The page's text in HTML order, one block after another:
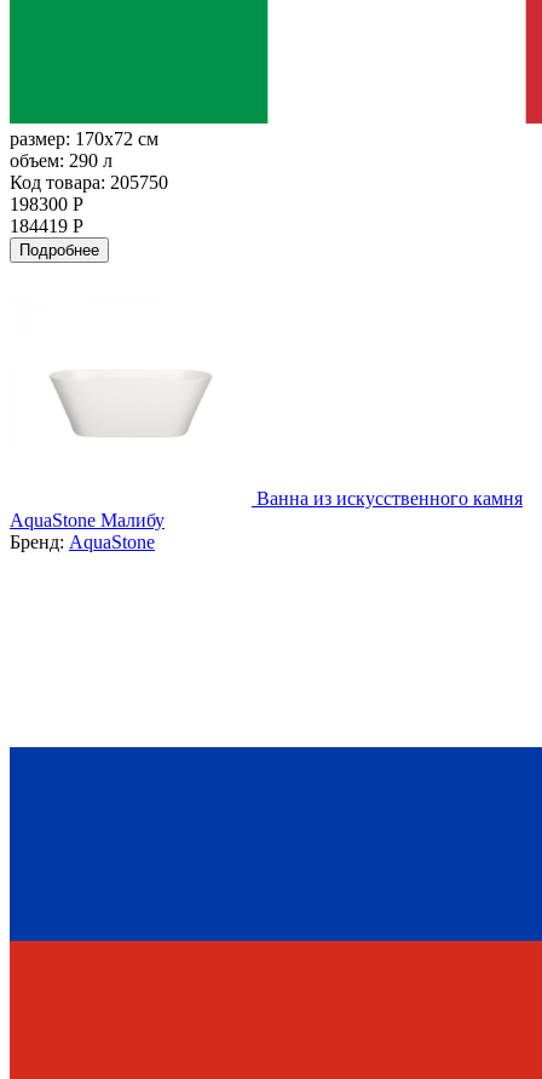
размер: 170x72 см
объем: 290 л
Код товара: 205750
198300 Р
184419 Р
Подробнее
Ванна из искусственного камня
AquaStone Малибу
Бренд: AquaStone